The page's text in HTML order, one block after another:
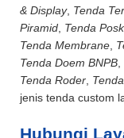
& Display, Tenda
Piramid Tenda
Tenda Membrane
Tenda Doem BNPB
Tenda Roder
jenis tenda custom
Hubungi